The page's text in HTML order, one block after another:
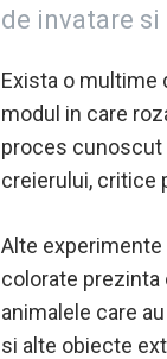
de invatare si
Exista o multime
modul in care
proces cunoscut
creierului, critice
Alte
colorate prezinta
animalele care
si alte obiecte